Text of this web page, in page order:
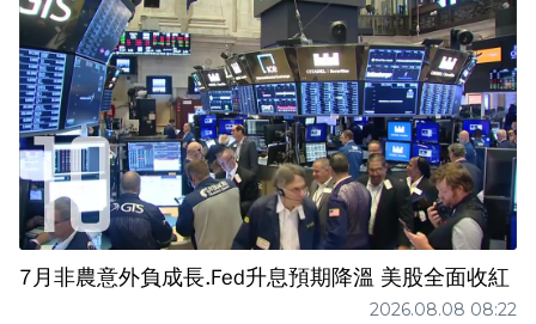
7月非農意外負成長.Fed升息預期降溫 美股全面收紅
2026.08.08 08:22